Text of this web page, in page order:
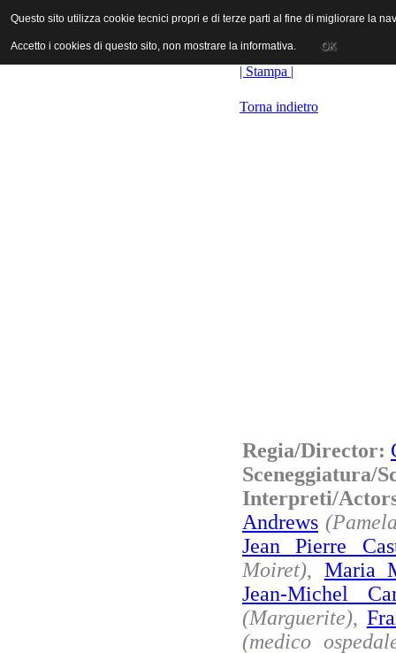
ANICA | Associazione Nazionale Industrie Cinematografiche
| Stampa |
Torna indietro
Regia/Director:
Sceneggiatura/
Interpreti/
Andrews
Jean Pierre
Moiret), Maria
Jean-Michel
(Marguerite),
(medico
Questo sito utilizza cookie tecnici propri e di terze parti al fine di migliorare la
Accetto i cookies di questo sito, non mostrare la informativa. OK
Questo sito utilizza cookie tecnici propri e di terze parti al fine di migliorare la
Accetto i cookies di questo sito, non mostrare la informativa. OK